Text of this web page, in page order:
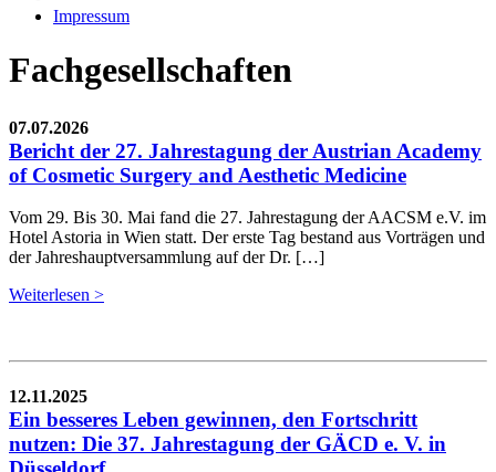
Impressum
Fachgesellschaften
07.07.2026
Bericht der 27. Jahrestagung der Austrian Academy
of Cosmetic Surgery and Aesthetic Medicine
Vom 29. Bis 30. Mai fand die 27. Jahrestagung der AACSM e.V. im
Hotel Astoria in Wien statt. Der erste Tag bestand aus Vorträgen und
der Jahreshauptversammlung auf der Dr. […]
Weiterlesen >
12.11.2025
Ein besseres Leben gewinnen, den Fortschritt
nutzen: Die 37. Jahrestagung der GÄCD e. V. in